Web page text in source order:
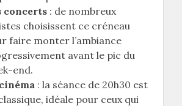
concerts : de nombreux
choisissent ce créneau
faire monter l’ambiance
avant le pic du
end.
: la séance de 20h30 est
idéale pour ceux qui